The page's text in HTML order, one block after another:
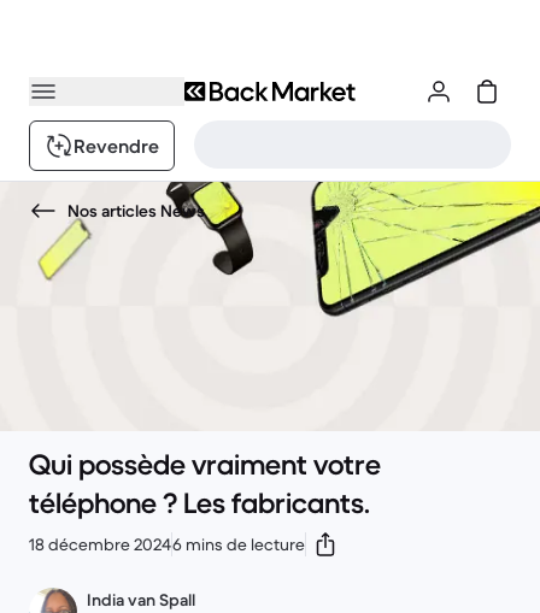
Revendre
Nos articles News
Qui possède vraiment votre
téléphone ? Les fabricants.
18 décembre 20246 mins de lecture
India van Spall